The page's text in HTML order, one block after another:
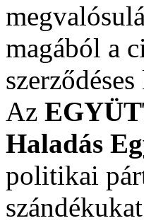
magából a
Az
Haladás
politikai